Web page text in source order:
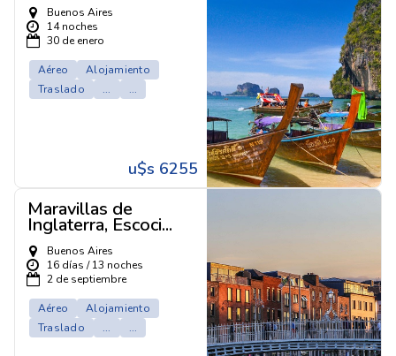
Buenos Aires
14 noches
30 de enero
Aéreo
Alojamiento
Traslado
... ...
u$s 6255
Maravillas de
Inglaterra, Escoci...
Buenos Aires
16 días / 13 noches
2 de septiembre
Aéreo
Alojamiento
Traslado
... ...